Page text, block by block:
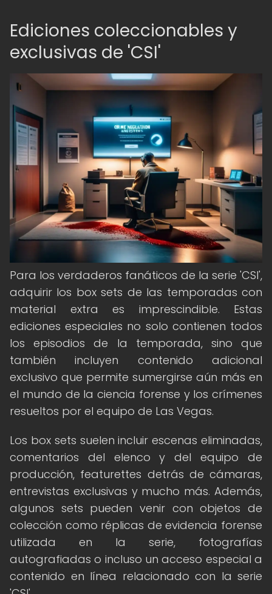
Ediciones coleccionables y
exclusivas de 'CSI'
Para los verdaderos fanáticos de la serie 'CSI',
adquirir los box sets de las temporadas con
material extra es imprescindible. Estas
ediciones especiales no solo contienen todos
los episodios de la temporada, sino que
también incluyen contenido adicional
exclusivo que permite sumergirse aún más en
el mundo de la ciencia forense y los crímenes
resueltos por el equipo de Las Vegas.
Los box sets suelen incluir escenas eliminadas,
comentarios del elenco y del equipo de
producción, featurettes detrás de cámaras,
entrevistas exclusivas y mucho más. Además,
algunos sets pueden venir con objetos de
colección como réplicas de evidencia forense
utilizada en la serie, fotografías
autografiadas o incluso un acceso especial a
contenido en línea relacionado con la serie